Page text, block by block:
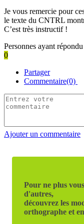
Je vous remercie pour
le texte du CNTRL
C’est très instructif !
Personnes ayant répondu
0
Partager
Commentaire(0)
Ajouter un commentaire
Pour ne plus
d'autres,
découvrez les
orthographe et